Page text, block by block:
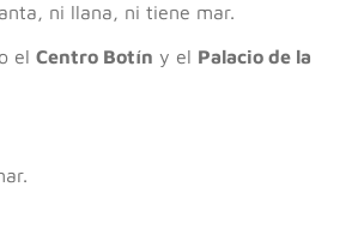
ni llana, ni tiene mar.
el Centro Botín y el Palacio de la